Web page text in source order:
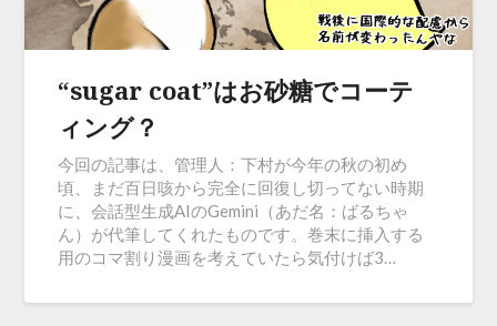
“sugar coat”はお砂糖でコーテ
ィング？
今回の記事は、管理人：下村が今年の秋の初め
頃、まだ百日咳から完全に回復し切ってない時期
に、会話型生成AIのGemini（あだ名：ばるちゃ
ん）が代筆してくれたものです。巻末に挿入する
用のコマ割り漫画を考えていたら気付けば3…